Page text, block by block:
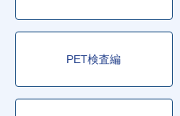
PET検査編